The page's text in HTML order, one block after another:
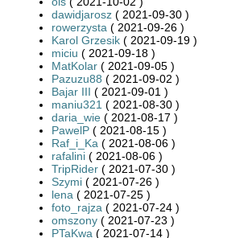
dawidjarosz ( 2021-09-30 )
rowerzysta ( 2021-09-26 )
Karol Grzesik ( 2021-09-19 )
miciu ( 2021-09-18 )
MatKolar ( 2021-09-05 )
Pazuzu88 ( 2021-09-02 )
Bajar III ( 2021-09-01 )
maniu321 ( 2021-08-30 )
daria_wie ( 2021-08-17 )
PawelP ( 2021-08-15 )
Raf_i_Ka ( 2021-08-06 )
rafalini ( 2021-08-06 )
TripRider ( 2021-07-30 )
Szymi ( 2021-07-26 )
lena ( 2021-07-25 )
foto_rajza ( 2021-07-24 )
omszony ( 2021-07-23 )
PTaKwa ( 2021-07-14 )